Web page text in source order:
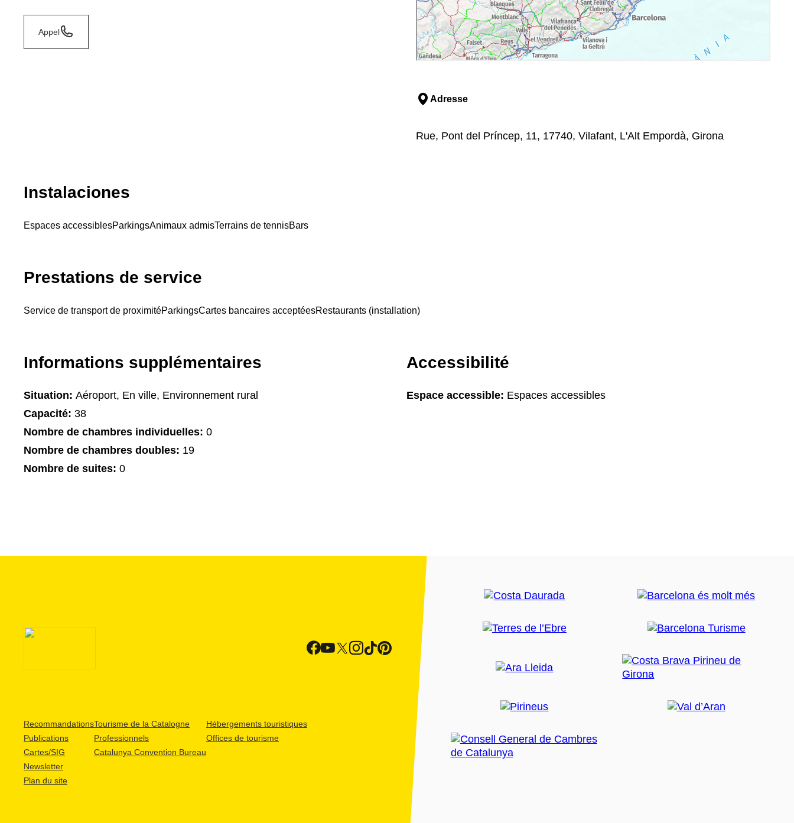
Appel
Adresse
Rue, Pont del Príncep, 11, 17740, Vilafant, L'Alt Empordà, Girona
Instalaciones
Espaces accessiblesParkingsAnimaux admisTerrains de tennisBars
Prestations de service
Service de transport de proximitéParkingsCartes bancaires acceptéesRestaurants (installation)
Informations supplémentaires
Situation: Aéroport, En ville, Environnement rural
Capacité: 38
Nombre de chambres individuelles: 0
Nombre de chambres doubles: 19
Nombre de suites: 0
Accessibilité
Espace accessible: Espaces accessibles
Recommandations
Publications
Cartes/SIG
Newsletter
Plan du site
Tourisme de la Catalogne
Professionnels
Catalunya Convention Bureau
Hébergements touristiques
Offices de tourisme